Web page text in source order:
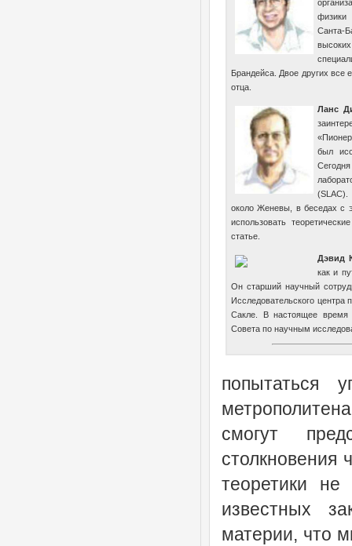
физики
Санта-
Брандейса. Двое других все
отца.
Ланс
был
около Женевы, в беседах с
использовать
статье.
Дэвид
как и
Он старший научный
Исследовательского центра
Сакле. В настоящее время
Совета по научным
попытаться
смогут
теоретики не
известных
материи, что